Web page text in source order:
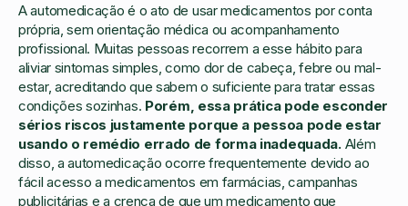
A automedicação é o ato de usar medicamentos por conta
própria, sem orientação médica ou acompanhamento
profissional. Muitas pessoas recorrem a esse hábito para
aliviar sintomas simples, como dor de cabeça, febre ou mal-
estar, acreditando que sabem o suficiente para tratar essas
condições sozinhas. Porém, essa prática pode esconder
sérios riscos justamente porque a pessoa pode estar
usando o remédio errado de forma inadequada.Além
disso, a automedicação ocorre frequentemente devido ao
fácil acesso a medicamentos em farmácias, campanhas
publicitárias e a crença de que um medicamento que